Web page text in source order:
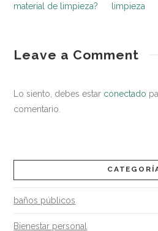
material de limpieza?
limpieza
saludableAntisépticos
las
manos:
Leave a Comment
Lo siento, debes estar conectado
comentario.
baños públicos
Bienestar personal